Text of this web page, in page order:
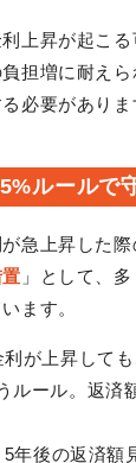
上昇が起こ
担増に耐え
必要がありま
ルールで
急上昇した
」として、
ます。
利が上昇して
ルール。返済
5年後の返済額